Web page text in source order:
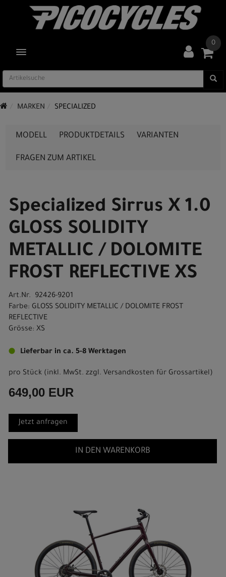
TOGGLE NAVIGATION
0
MARKEN SPECIALIZED
MODELL PRODUKTDETAILS VARIANTEN
FRAGEN ZUM ARTIKEL
Specialized Sirrus X 1.0
GLOSS SOLIDITY
METALLIC / DOLOMITE
FROST REFLECTIVE XS
Art.Nr. 92426-9201
Farbe: GLOSS SOLIDITY METALLIC / DOLOMITE FROST
REFLECTIVE
Grösse: XS
Lieferbar in ca. 5-8 Werktagen
pro Stück (inkl. MwSt. zzgl. Versandkosten für Grossartikel)
649,00 EUR
Jetzt anfragen
IN DEN WARENKORB